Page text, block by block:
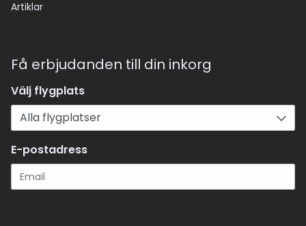
Artiklar
Få erbjudanden till din inkorg
Välj flygplats
E-postadress